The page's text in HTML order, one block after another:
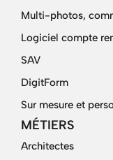
Multi-photos,
Logiciel compte
SAV
DigitForm
Sur mesure et
MÉTIERS
Architectes